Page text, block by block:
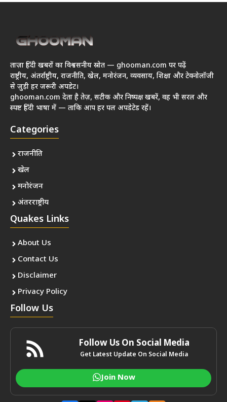
ताज़ा हिंदी खबरों का विश्वसनीय स्रोत — ghooman.com पर पढ़ें
राष्ट्रीय, अंतर्राष्ट्रीय, राजनीति, खेल, मनोरंजन, व्यवसाय, शिक्षा और टेक्नोलॉजी
से जुड़ी हर जरूरी अपडेट।
ghooman.com देता है तेज़, सटीक और निष्पक्ष खबरें, वह भी सरल और
स्पष्ट हिंदी भाषा में — ताकि आप हर पल अपडेटेड रहें।
Categories
राजनीति
खेल
मनोरंजन
अंतरराष्ट्रीय
Quakes Links
About Us
Contact Us
Disclaimer
Privacy Policy
Follow Us
Follow Us On Social Media
Get Latest Update On Social Media
Join Now